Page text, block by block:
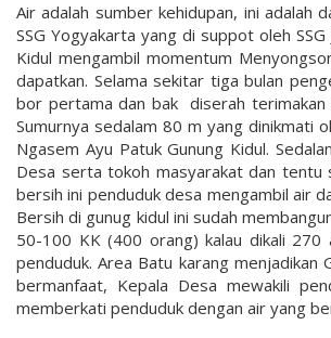
Air adalah sumber kehidupan, ini adalah
SSG Yogyakarta yang di suppot oleh
Kidul mengambil momentum
dapatkan. Selama sekitar tiga bulan
bor pertama dan bak diserah terimakan
Sumurnya sedalam 80 m yang dinikmati
Ngasem Ayu Patuk Gunung Kidul.
Desa serta tokoh masyarakat dan tentu
bersih ini penduduk desa mengambil air
Bersih di gunug kidul ini sudah
50-100 KK (400 orang) kalau dikali
penduduk. Area Batu karang
bermanfaat, Kepala Desa mewakili
memberkati penduduk dengan air yang